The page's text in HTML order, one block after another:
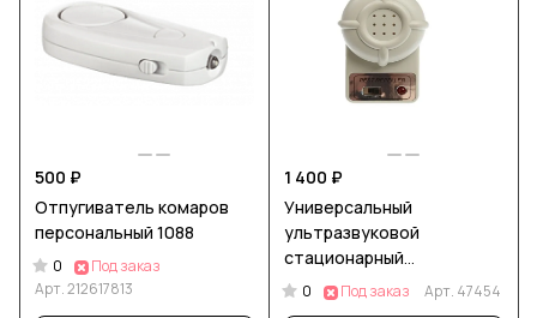
500 ₽
Отпугиватель комаров
персональный 1088
0
Под заказ
Арт.212617813
1 400 ₽
Универсальный
ультразвуковой
стационарный
отпугиватель DX-610
0 Под заказ Арт. 47454